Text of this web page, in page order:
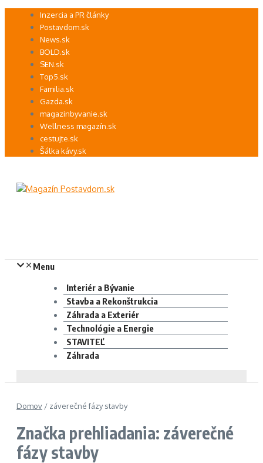
Preskočiť Inzercia a PR články
Postavdom.sk
News.sk
BOLD.sk
SEN.sk
Top5.sk
Familia.sk
Gazda.sk
magazinbyvanie.sk
Wellness magazín.sk
cestujte.sk
Šálka kávy.sk
Menu
Interiér a Bývanie
Stavba a Rekonštrukcia
Záhrada a Exteriér
Technológie a Energie
STAVITEĽ
Záhrada
Domov / záverečné fázy stavby
Značka prehliadania: záverečné
fázy stavby